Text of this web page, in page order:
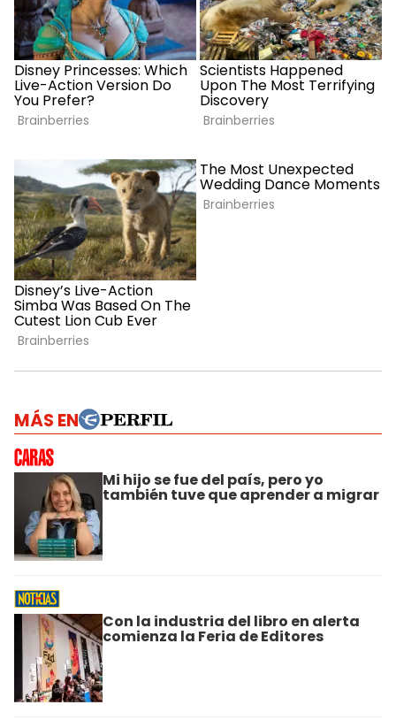
MÁS EN
Mi hijo se fue del país, pero yo
también tuve que aprender a migrar
Con la industria del libro en alerta
comienza la Feria de Editores